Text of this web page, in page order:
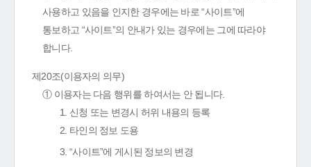
사용하고 있음을 인지한 경우에는 바로 “사이트”에
통보하고 “사이트”의 안내가 있는 경우에는 그에 따라야
합니다.
제20조(이용자의 의무)
① 이용자는 다음 행위를 하여서는 안 됩니다.
1. 신청 또는 변경시 허위 내용의 등록
2. 타인의 정보 도용
3. “사이트”에 게시된 정보의 변경